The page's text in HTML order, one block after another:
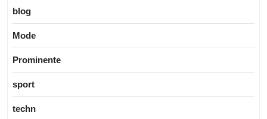
blog
Mode
Prominente
sport
techn